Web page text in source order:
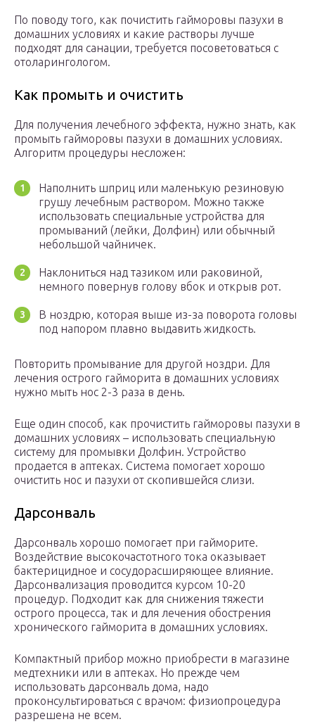
По поводу того, как почистить гайморовы пазухи в
домашних условиях и какие растворы лучше
подходят для санации, требуется посоветоваться с
отоларингологом.
Как промыть и очистить
Для получения лечебного эффекта, нужно знать, как
промыть гайморовы пазухи в домашних условиях.
Алгоритм процедуры несложен:
Наполнить шприц или маленькую резиновую
грушу лечебным раствором. Можно также
использовать специальные устройства для
промываний (лейки, Долфин) или обычный
небольшой чайничек.
Наклониться над тазиком или раковиной,
немного повернув голову вбок и открыв рот.
В ноздрю, которая выше из-за поворота головы
под напором плавно выдавить жидкость.
Повторить промывание для другой ноздри. Для
лечения острого гайморита в домашних условиях
нужно мыть нос 2-3 раза в день.
Еще один способ, как прочистить гайморовы пазухи в
домашних условиях – использовать специальную
систему для промывки Долфин. Устройство
продается в аптеках. Система помогает хорошо
очистить нос и пазухи от скопившейся слизи.
Дарсонваль
Дарсонваль хорошо помогает при гайморите.
Воздействие высокочастотного тока оказывает
бактерицидное и сосудорасширяющее влияние.
Дарсонвализация проводится курсом 10-20
процедур. Подходит как для снижения тяжести
острого процесса, так и для лечения обострения
хронического гайморита в домашних условиях.
Компактный прибор можно приобрести в магазине
медтехники или в аптеках. Но прежде чем
использовать дарсонваль дома, надо
проконсультироваться с врачом: физиопроцедура
разрешена не всем.